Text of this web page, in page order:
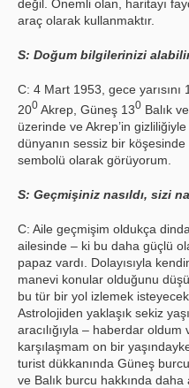
değil. Önemli olan, haritayı
araç olarak kullanmaktır.
S: Doğum bilgilerinizi
C: 4 Mart 1953, gece
200 Akrep, Güneş 130 Balık
üzerinde ve Akrep’in
dünyanın sessiz bir
sembolü olarak görüyorum.
S: Geçmişiniz nasıldı, sizi
C: Aile geçmişim oldukça
ailesinde – ki bu daha güçlü
papaz vardı. Dolayısıyla
manevi konular olduğunu
bu tür bir yol izlemek
Astrolojiden yaklaşık sekiz
aracılığıyla – haberdar oldum
karşılaşmam on bir
turist dükkanında Güneş
ve Balık burcu hakkında daha